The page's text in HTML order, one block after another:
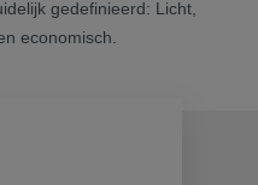
gedefinieerd: Licht,
economisch.